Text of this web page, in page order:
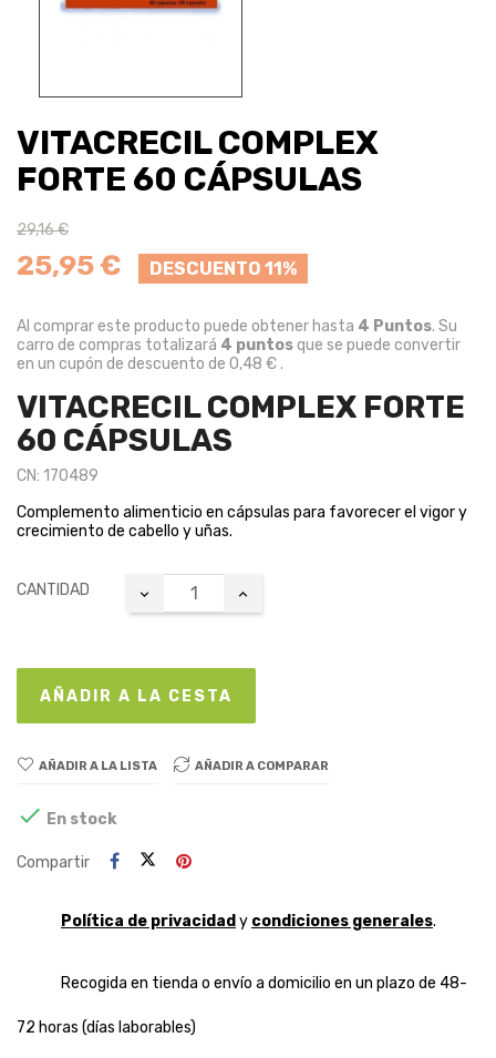
VITACRECIL COMPLEX
FORTE 60 CÁPSULAS
29,16 €
25,95 € DESCUENTO 11%
Al comprar este producto puede obtener hasta 4 Puntos. Su
carro de compras totalizará 4 puntosque se puede convertir
en un cupón de descuento de 0,48 €.
VITACRECIL COMPLEX FORTE
60 CÁPSULAS
CN: 170489
Complemento alimenticio en cápsulas para favorecer el vigor y
crecimiento de cabello y uñas.
CANTIDAD
AÑADIR A LA CESTA
AÑADIR A LA LISTA AÑADIR A COMPARAR
 En stock
Compartir
Política de privacidad y condiciones generales.
Recogida en tienda o envío a domicilio en un plazo de 48-
72 horas (días laborables)